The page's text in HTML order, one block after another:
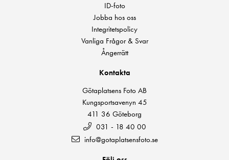
ID-foto
Jobba hos oss
Integritetspolicy
Vanliga Frågor & Svar
Ångerrätt
Kontakta
Götaplatsens Foto AB
Kungsportsavenyn 45
411 36 Göteborg
031 - 18 40 00
info@gotaplatsensfoto.se